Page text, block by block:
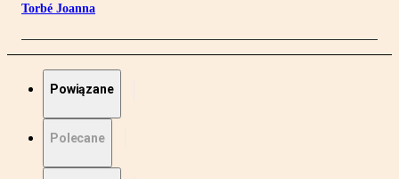
Torbé Joanna
Powiązane
Polecane